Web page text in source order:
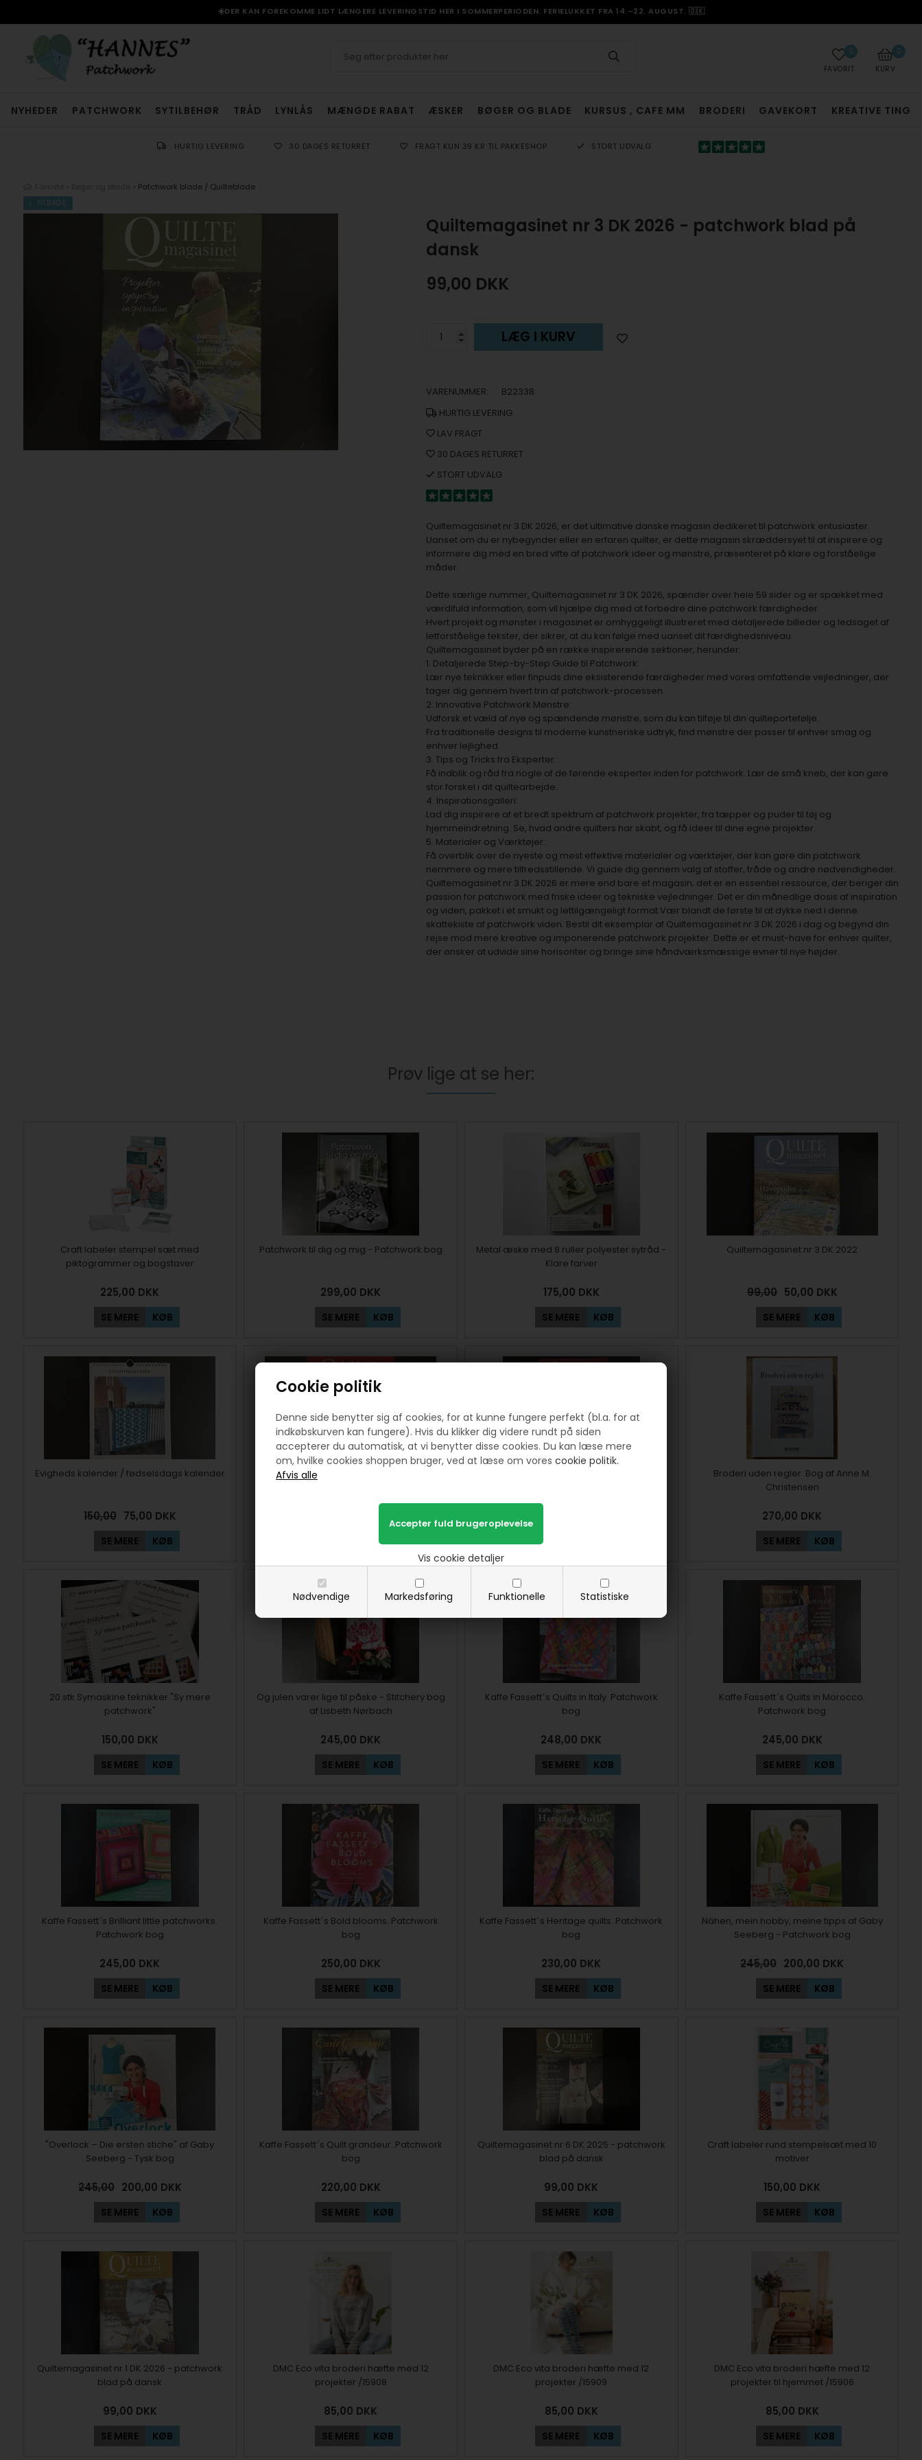
Cookie politik
Denne side benytter sig af cookies, for at kunne fungere perfekt (bl.a. for at
indkøbskurven kan fungere). Hvis du klikker dig videre rundt på siden
accepterer du automatisk, at vi benytter disse cookies. Du kan læse mere
om, hvilke cookies shoppen bruger, ved at læse om vores cookie politik.
Nødvendige Markedsføring Funktionelle Statistiske
Vis cookie detaljer
☀️DER KAN FOREKOMME LIDT LÆNGERE LEVERINGSTID HER I SOMMERPERIODEN. FERIELUKKET FRA 14.–22. AUGUST. 🇩🇰
0
KURV
0
FAVORIT
NYHEDER PATCHWORK SYTILBEHØR TRÅD LYNLÅS MÆNGDE RABAT ÆSKER BØGER OG BLADE KURSUS , CAFE MM BRODERI GAVEKORT KREATIVE TING
HURTIG LEVERING 30 DAGES RETURRET FRAGT KUN 39 KR TIL PAKKESHOP STORT UDVALG
Patchwork blade / Quilteblade
TILBAGE
Quiltemagasinet nr 3 DK 2026 - patchwork blad på
dansk
99,00 DKK
LÆG I KURV
VARENUMMER:
B22338
HURTIG LEVERING
LAV FRAGT
30 DAGES RETURRET
STORT UDVALG
Quiltemagasinet nr 3 DK 2026, er det ultimative danske magasin dedikeret til patchwork entusiaster.
Uanset om du er nybegynder eller en erfaren quilter, er dette magasin skræddersyet til at inspirere og
informere dig med en bred vifte af patchwork ideer og mønstre, præsenteret på klare og forståelige
måder.
Dette særlige nummer, Quiltemagasinet nr 3 DK 2026, spænder over hele 59 sider og er spækket med
værdifuld information, som vil hjælpe dig med at forbedre dine patchwork færdigheder.
Hvert projekt og mønster i magasinet er omhyggeligt illustreret med detaljerede billeder og ledsaget af
letforståelige tekster, der sikrer, at du kan følge med uanset dit færdighedsniveau.
Quiltemagasinet byder på en række inspirerende sektioner, herunder:
1. Detaljerede Step-by-Step Guide til Patchwork:
Lær nye teknikker eller finpuds dine eksisterende færdigheder med vores omfattende vejledninger, der
tager dig gennem hvert trin af patchwork-processen.
2. Innovative Patchwork Mønstre:
Udforsk et væld af nye og spændende mønstre, som du kan tilføje til din quilteportefølje.
Fra traditionelle designs til moderne kunstneriske udtryk, find mønstre der passer til enhver smag og
enhver lejlighed.
3. Tips og Tricks fra Eksperter:
Få indblik og råd fra nogle af de førende eksperter inden for patchwork. Lær de små kneb, der kan gøre
stor forskel i dit quiltearbejde.
4. Inspirationsgalleri:
Lad dig inspirere af et bredt spektrum af patchwork projekter, fra tæpper og puder til tøj og
hjemmeindretning. Se, hvad andre quilters har skabt, og få ideer til dine egne projekter.
5. Materialer og Værktøjer:
Få overblik over de nyeste og mest effektive materialer og værktøjer, der kan gøre din patchwork
nemmere og mere tilfredsstillende. Vi guide dig gennem valg af stoffer, tråde og andre nødvendigheder.
Quiltemagasinet nr 3 DK 2026 er mere end bare et magasin; det er en essentiel ressource, der beriger din
passion for patchwork med friske ideer og tekniske vejledninger. Det er din månedlige dosis af inspiration
og viden, pakket i et smukt og lettilgængeligt format.Vær blandt de første til at dykke ned i denne
skattekiste af patchwork viden. Bestil dit eksemplar af Quiltemagasinet nr 3 DK 2026 i dag og begynd din
rejse mod mere kreative og imponerende patchwork projekter. Dette er et must-have for enhver quilter,
der ønsker at udvide sine horisonter og bringe sine håndværksmæssige evner til nye højder.
Prøv lige at se her:
Craft labeler stempel sæt med
piktogrammer og bogstaver
225,00 DKK
SE MERE KØB
Patchwork til dig og mig - Patchwork bog
299,00 DKK
SE MERE KØB
Metal æske med 8 ruller polyester sytråd -
Klare farver
175,00 DKK
SE MERE KØB
Quiltemagasinet nr 3 DK 2022
99,00 50,00 DKK
SE MERE KØB
Evigheds kalender / fødselsdags kalender
150,00 75,00 DKK
SE MERE KØB
Quiltemagasinet nr 6 DK 2021
KØB SE MERE
Broderi uden regler. Bog af Anne M.
Christensen
270,00 DKK
SE MERE KØB
20 stk Symaskine teknikker "Sy mere
patchwork"
150,00 DKK
SE MERE KØB
Og julen varer lige til påske - Stitchery bog
af Lisbeth Nørbach
245,00 DKK
SE MERE KØB
Kaffe Fassett´s Quilts in Italy. Patchwork
bog
248,00 DKK
SE MERE KØB
Kaffe Fassett´s Quilts in Morocco.
Patchwork bog
245,00 DKK
SE MERE KØB
Kaffe Fassett´s Brilliant little patchworks.
Patchwork bog
245,00 DKK
SE MERE KØB
Kaffe Fassett´s Bold blooms. Patchwork
bog
250,00 DKK
SE MERE KØB
Kaffe Fassett´s Heritage quilts. Patchwork
bog
230,00 DKK
SE MERE KØB
Nähen, mein hobby, meine tipps af Gaby
Seeberg - Patchwork bog
245,00 200,00 DKK
SE MERE KØB
"Overlock – Die ersten stiche" af Gaby
Seeberg - Tysk bog
245,00 200,00 DKK
SE MERE KØB
Kaffe Fassett´s Quilt grandeur. Patchwork
bog
220,00 DKK
SE MERE KØB
Quiltemagasinet nr 6 DK 2025 - patchwork
blad på dansk
99,00 DKK
SE MERE KØB
Craft labeler rund stempelsæt med 10
motiver
150,00 DKK
SE MERE KØB
Quiltemagasinet nr 1 DK 2026 - patchwork
blad på dansk
99,00 DKK
SE MERE KØB
DMC Eco vita broderi hæfte med 12
projekter /15908
85,00 DKK
SE MERE KØB
DMC Eco vita broderi hæfte med 12
projekter /15909
85,00 DKK
SE MERE KØB
DMC Eco vita broderi hæfte med 12
projekter til hjemmet /15906
85,00 DKK
SE MERE KØB